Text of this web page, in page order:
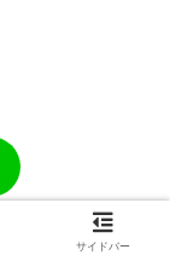
サイドバー